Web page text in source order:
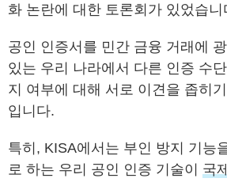
화 논란에 대한 토론회가 있었습니
공인 인증서를 민간 금융 거래에
있는 우리 나라에서 다른 인증 수
지 여부에 대해 서로 이견을 좁히
입니다.
특히, KISA에서는 부인 방지 기능
로 하는 우리 공인 인증 기술이 국